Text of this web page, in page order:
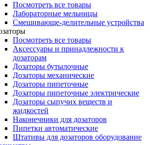
Посмотреть все товары
Лабораторные мельницы
Смешивающе-делительные устройства
Посмотреть все товары
Аксессуары и принадлежности к
дозаторам
Дозаторы бутылочные
Дозаторы механические
Дозаторы пипеточные
Дозаторы пипеточные электрические
Дозаторы сыпучих веществ и
жидкостей
Наконечники для дозаторов
Пипетки автоматические
Штативы для дозаторов оборудование